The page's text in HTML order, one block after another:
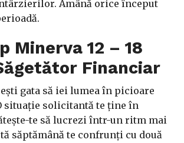
Amână orice început
Minerva 12 – 18
Financiar
gata să iei lumea în picioare
situație solicitantă te ține în
te să lucrezi într-un ritm mai
săptămână te confrunți cu două